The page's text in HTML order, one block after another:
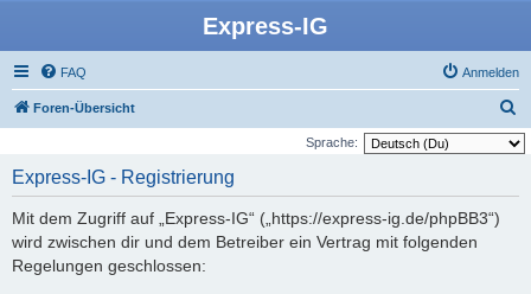
Express-IG
FAQ Anmelden
Foren-Übersicht
u
Sprache:
Express-IG - Registrierung
Mit dem Zugriff auf „Express-IG“ („https://express-ig.de/phpBB3“)
wird zwischen dir und dem Betreiber ein Vertrag mit folgenden
Regelungen geschlossen: